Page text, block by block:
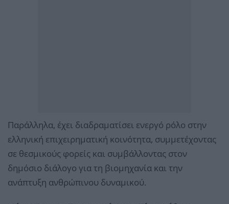
Παράλληλα, έχει διαδραματίσει ενεργό ρόλο στην
ελληνική επιχειρηματική κοινότητα, συμμετέχοντας
σε θεσμικούς φορείς και συμβάλλοντας στον
δημόσιο διάλογο για τη βιομηχανία και την
ανάπτυξη ανθρώπινου δυναμικού.